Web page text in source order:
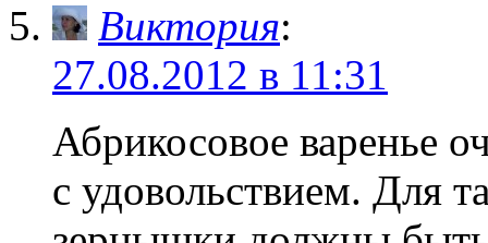
Виктория:
27.08.2012 в 11:31
Абрикосовое варенье
с удовольствием. Для